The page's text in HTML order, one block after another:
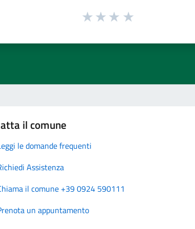
il comune
le domande frequenti
Assistenza
il comune +39 0924 590111
un appuntamento